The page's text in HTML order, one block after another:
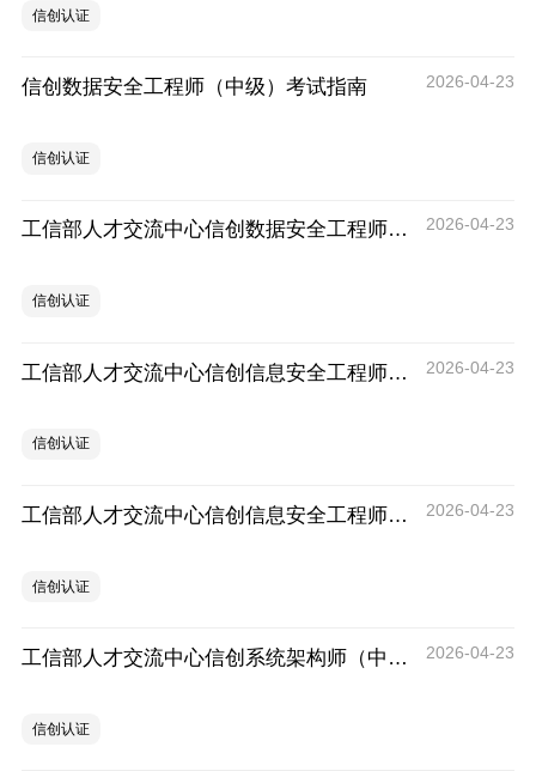
信创认证
信创数据安全工程师（中级）考试指南 2026-04-23
信创认证
工信部人才交流中心信创数据安全工程师（高级）培训及考试费用 2026-04-23
信创认证
工信部人才交流中心信创信息安全工程师（中级）考试科目解析 2026-04-23
信创认证
工信部人才交流中心信创信息安全工程师（高级）培训及考试费用 2026-04-23
信创认证
工信部人才交流中心信创系统架构师（中级）培训及考试费用 2026-04-23
信创认证